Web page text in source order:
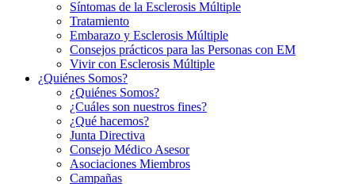
Síntomas de la Esclerosis Múltiple
Tratamiento
Embarazo y Esclerosis Múltiple
Consejos prácticos para las Personas con EM
Vivir con Esclerosis Múltiple
¿Quiénes Somos?
¿Quiénes Somos?
¿Cuáles son nuestros fines?
¿Qué hacemos?
Junta Directiva
Consejo Médico Asesor
Asociaciones Miembros
Campañas